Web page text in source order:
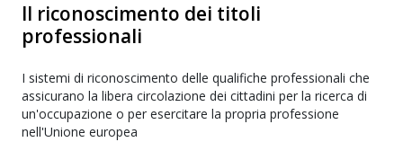
Il riconoscimento dei titoli
professionali
I sistemi di riconoscimento delle qualifiche professionali che
assicurano la libera circolazione dei cittadini per la ricerca di
un'occupazione o per esercitare la propria professione
nell'Unione europea